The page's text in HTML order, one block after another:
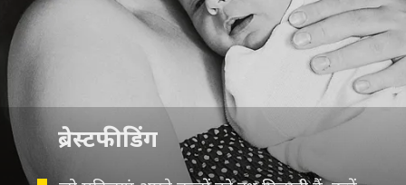
ब्रेस्टफीडिंग